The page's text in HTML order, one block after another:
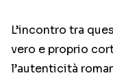
L’incontro tra
vero e proprio
l’autenticità